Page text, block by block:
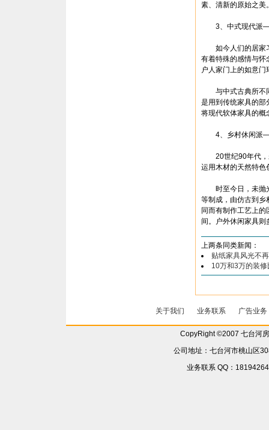
素、清新的原始之美
3、中式现代派
如今人们的居家习
有着特殊的感情与怀
户人家门上的如意
与中式古典所不同
是用到传统家具的部
将现代软体家具的概
4、乡村休闲派
20世纪90年代，
运用木材的天然特
时至今日，未抛光
等制成，由仿古到乡
同而有制作工艺上
间。户外休闲家具则
上两条同类新闻：
贴纸家具风光不
10万和3万的装修
关于我们 业务联系 广告业务
CopyRight ©2007 七台河
公司地址：七台河市桃山区
业务联系 QQ：